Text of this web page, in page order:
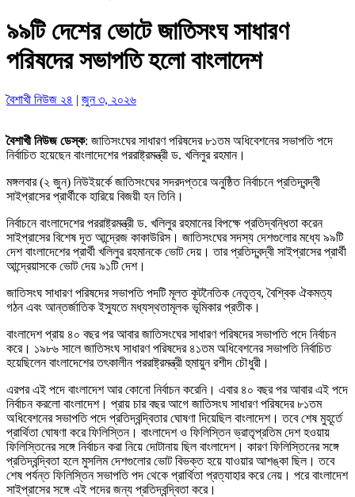
৯৯টি দেশের ভোটে জাতিসংঘ সাধারণ
পরিষদের সভাপতি হলো বাংলাদেশ
বৈশাখী নিউজ ২৪ | জুন ৩, ২০২৬
বৈশাখী নিউজ ডেস্ক: জাতিসংঘের সাধারণ পরিষদের ৮১তম অধিবেশনের সভাপতি পদে
নির্বাচিত হয়েছেন বাংলাদেশের পররাষ্ট্রমন্ত্রী ড. খলিলুর রহমান।
মঙ্গলবার (২ জুন) নিউইয়র্কে জাতিসংঘের সদরদপ্তরে অনুষ্ঠিত নির্বাচনে প্রতিদ্বন্দ্বী
সাইপ্রাসের প্রার্থীকে হারিয়ে বিজয়ী হন তিনি।
নির্বাচনে বাংলাদেশের পররাষ্ট্রমন্ত্রী ড. খলিলুর রহমানের বিপক্ষে প্রতিদ্বন্ধিতা করেন
সাইপ্রাসের বিশেষ দূত আন্দ্রেজ কাকাউরিস। জাতিসংঘের সদস্য দেশগুলোর মধ্যে ৯৯টি
দেশ বাংলাদেশের প্রার্থী খলিলুর রহমানকে ভোট দেয়। তার প্রতিদ্বন্দ্বী সাইপ্রাসের প্রার্থী
আন্দ্রেয়াসকে ভোট দেয় ৯১টি দেশ।
জাতিসংঘ সাধারণ পরিষদের সভাপতি পদটি মূলত কূটনৈতিক নেতৃত্ব, বৈশ্বিক ঐকমত্য
গঠন এবং আন্তর্জাতিক ইস্যুতে মধ্যস্থতামূলক ভূমিকার প্রতীক।
বাংলাদেশ প্রায় ৪০ বছর পর আবার জাতিসংঘের সাধারণ পরিষদের সভাপতি পদে নির্বাচন
করে। ১৯৮৬ সালে জাতিসংঘ সাধারণ পরিষদের ৪১তম অধিবেশনের সভাপতি নির্বাচিত
হয়েছিলেন বাংলাদেশের তৎকালীন পররাষ্ট্রমন্ত্রী হুমায়ুন রশীদ চৌধুরী।
এরপর এই পদে বাংলাদেশ আর কোনো নির্বাচন করেনি। এবার ৪০ বছর পর আবার এই পদে
নির্বাচন করলো বাংলাদেশ। প্রায় চার বছর আগে জাতিসংঘ সাধারণ পরিষদের ৮১তম
অধিবেশনের সভাপতি পদে প্রতিদ্বন্দ্বিতার ঘোষণা দিয়েছিল বাংলাদেশ। তবে শেষ মুহূর্তে
প্রার্থিতা ঘোষণা করে ফিলিস্তিন। বাংলাদেশ ও ফিলিস্তিন ভ্রাতৃপ্রতিম দেশ হওয়ায়
ফিলিস্তিনের সঙ্গে নির্বাচন করা নিয়ে দোটানায় ছিল বাংলাদেশ। কারণ ফিলিস্তিনের সঙ্গে
প্রতিদ্বন্দ্বিতা হলে মুসলিম দেশগুলোর ভোট বিভক্ত হয়ে যাওয়ার আশঙ্কা ছিল। তবে
শেষ পর্যন্ত ফিলিস্তিন সভাপতি পদ থেকে প্রার্থিতা প্রত্যাহার করে নেয়। পরে বাংলাদেশ
সাইপ্রাসের সঙ্গে এই পদের জন্য প্রতিদ্বন্দ্বিতা করে।